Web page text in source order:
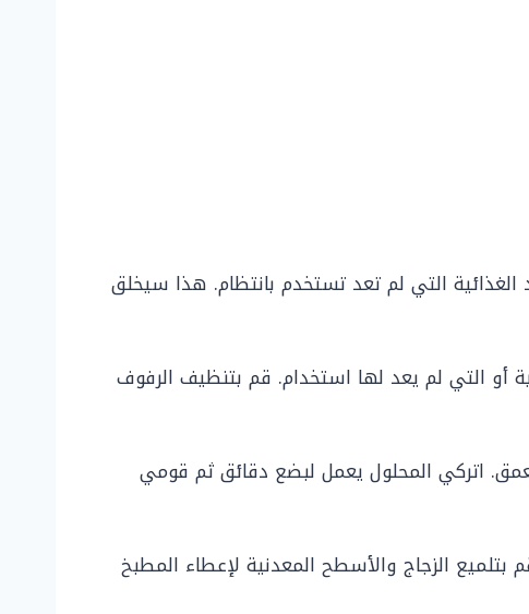
الغذائية التي لم تعد تستخدم بانتظام. هذا سيخلق
أو التي لم يعد لها استخدام. قم بتنظيف الرفوف
اتركي المحلول يعمل لبضع دقائق ثم قومي
الزجاج والأسطح المعدنية لإعطاء المطبخ